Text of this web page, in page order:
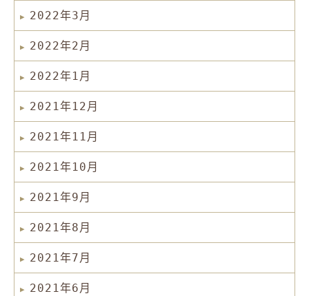
2022年3月
2022年2月
2022年1月
2021年12月
2021年11月
2021年10月
2021年9月
2021年8月
2021年7月
2021年6月